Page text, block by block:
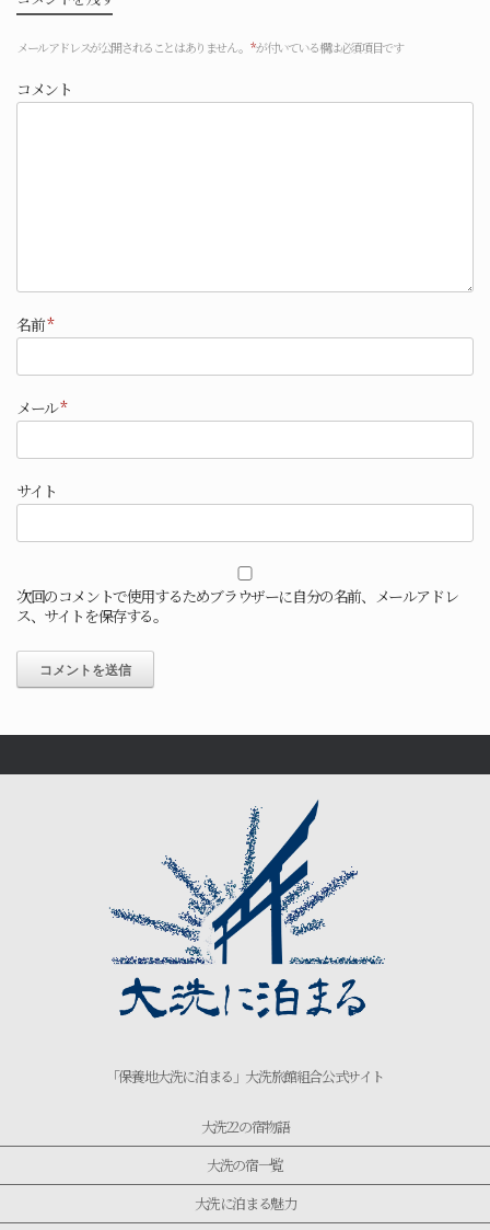
メールアドレスが公開されることはありません。 *が付いている欄は必須項目です
コメント
名前*
メール*
サイト
次回のコメントで使用するためブラウザーに自分の名前、メールアドレ
ス、サイトを保存する。
「保養地大洗に泊まる」大洗旅館組合公式サイト
大洗22の宿物語
大洗の宿一覧
大洗に泊まる魅力